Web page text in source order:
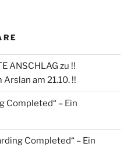
ANSCHLAG zu !!
am 21.10. !!
Completed“ – Ein
Completed“ – Ein